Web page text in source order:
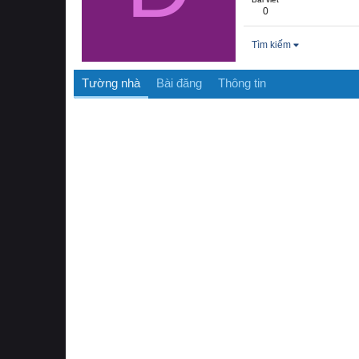
0
Tìm kiếm
Tường nhà Bài đăng Thông tin